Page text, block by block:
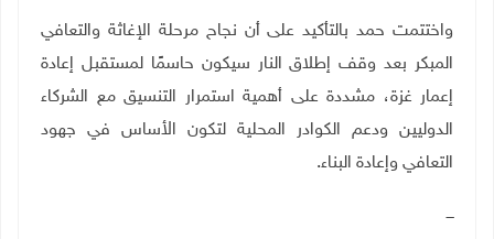
واختتمت حمد بالتأكيد على أن نجاح مرحلة الإغاثة والتعافي
المبكر بعد وقف إطلاق النار سيكون حاسمًا لمستقبل إعادة
إعمار غزة، مشددة على أهمية استمرار التنسيق مع الشركاء
الدوليين ودعم الكوادر المحلية لتكون الأساس في جهود
التعافي وإعادة البناء.
ـــ